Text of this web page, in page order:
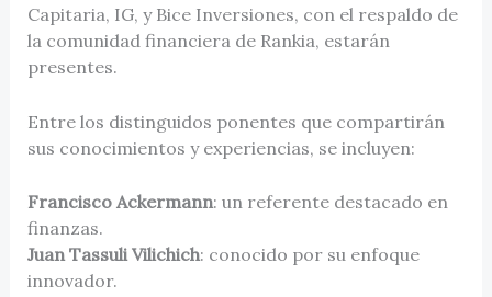
Capitaria, IG, y Bice Inversiones, con el respaldo de
la comunidad financiera de Rankia, estarán
presentes.
Entre los distinguidos ponentes que compartirán
sus conocimientos y experiencias, se incluyen:
Francisco Ackermann: un referente destacado en
finanzas.
Juan Tassuli Vilichich: conocido por su enfoque
innovador.